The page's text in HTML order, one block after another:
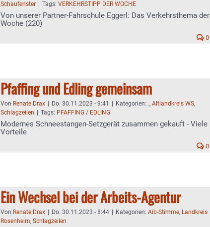
Schaufenster
Tags: VERKEHRSTIPP DER WOCHE
Von unserer Partner-Fahrschule Eggerl: Das Verkehrsthema der
Woche (220)
0
Pfaffing und Edling gemeinsam
Von Renate Drax Do. 30.11.2023 - 9:41 Kategorien: ., Altlandkreis WS,
Schlagzeilen
Tags: PFAFFING / EDLING
Modernes Schneestangen-Setzgerät zusammen gekauft - Viele
Vorteile
0
Ein Wechsel bei der Arbeits-Agentur
Von Renate Drax Do. 30.11.2023 - 8:44 Kategorien: Aib-Stimme, Landkreis
Rosenheim, Schlagzeilen